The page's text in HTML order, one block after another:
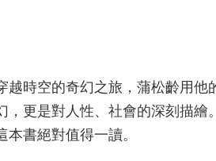
越時空的奇幻之旅，蒲松齡用
更是對人性、社會的深刻描繪
書絕對值得一讀。